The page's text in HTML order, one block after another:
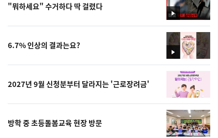
영
상
"뭐하세요" 수거하다 딱 걸렸다
영
상
6.7% 인상의 결과는요?
2027년 9월 신청분부터 달라지는 '근로장려금'
방학 중 초등돌봄교육 현장 방문